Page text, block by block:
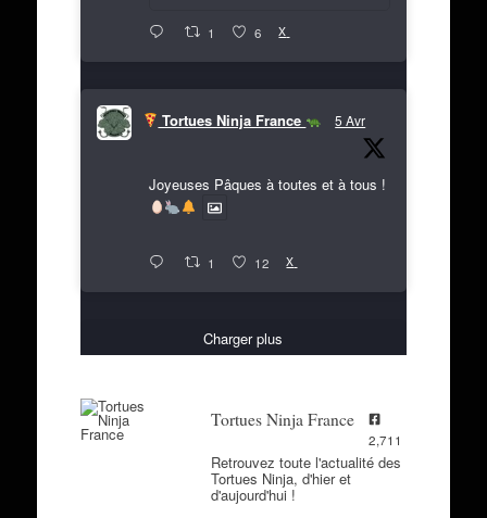
1 6 X
Tortues Ninja France 5 Avr
Joyeuses Pâques à toutes et à tous !
1 12 X
Charger plus
Tortues Ninja France
2,711
Retrouvez toute l'actualité des
Tortues Ninja, d'hier et
d'aujourd'hui !